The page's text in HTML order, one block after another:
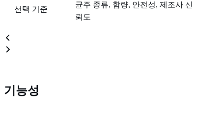
선택 기준
균주 종류, 함량, 안전성, 제조사 신
뢰도
기능성